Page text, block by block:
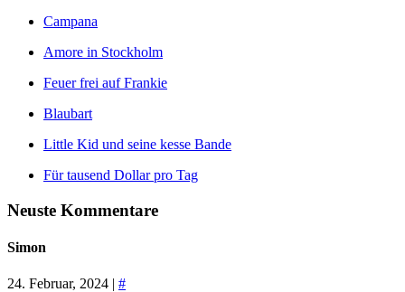
Campana
Amore in Stockholm
Feuer frei auf Frankie
Blaubart
Little Kid und seine kesse Bande
Für tausend Dollar pro Tag
Neuste Kommentare
Simon
24. Februar, 2024 | #